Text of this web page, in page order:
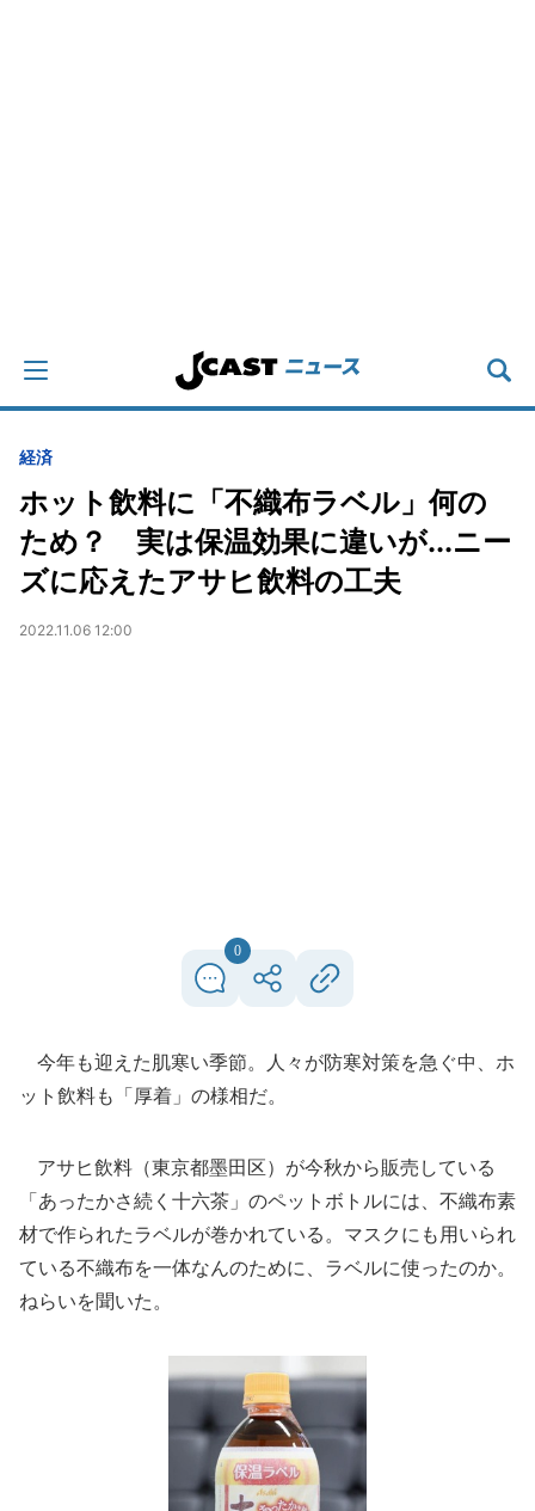
経済
ホット飲料に「不織布ラベル」何の
ため？ 実は保温効果に違いが...ニー
ズに応えたアサヒ飲料の工夫
2022.11.06 12:00
0
今年も迎えた肌寒い季節。人々が防寒対策を急ぐ中、ホ
ット飲料も「厚着」の様相だ。
アサヒ飲料（東京都墨田区）が今秋から販売している
「あったかさ続く十六茶」のペットボトルには、不織布素
材で作られたラベルが巻かれている。マスクにも用いられ
ている不織布を一体なんのために、ラベルに使ったのか。
ねらいを聞いた。